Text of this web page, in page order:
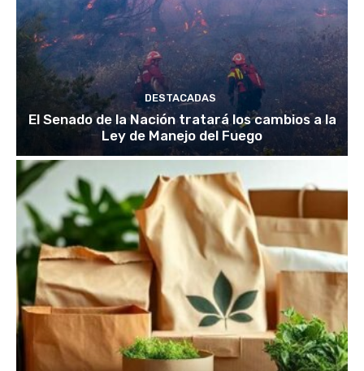
DESTACADAS
El Senado de la Nación tratará los cambios a la
Ley de Manejo del Fuego